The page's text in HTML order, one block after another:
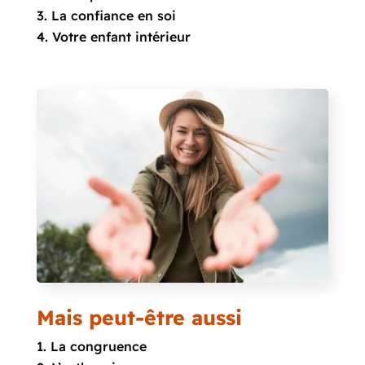
La confiance en soi
Votre enfant intérieur
Mais peut-être aussi
La congruence